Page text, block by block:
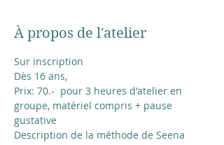
À propos de l'atelier
Sur inscription
Dès 16 ans,
Prix: 70.-  pour 3 heures d'atelier en
groupe, matériel compris + pause
gustative
Description de la méthode de Seena